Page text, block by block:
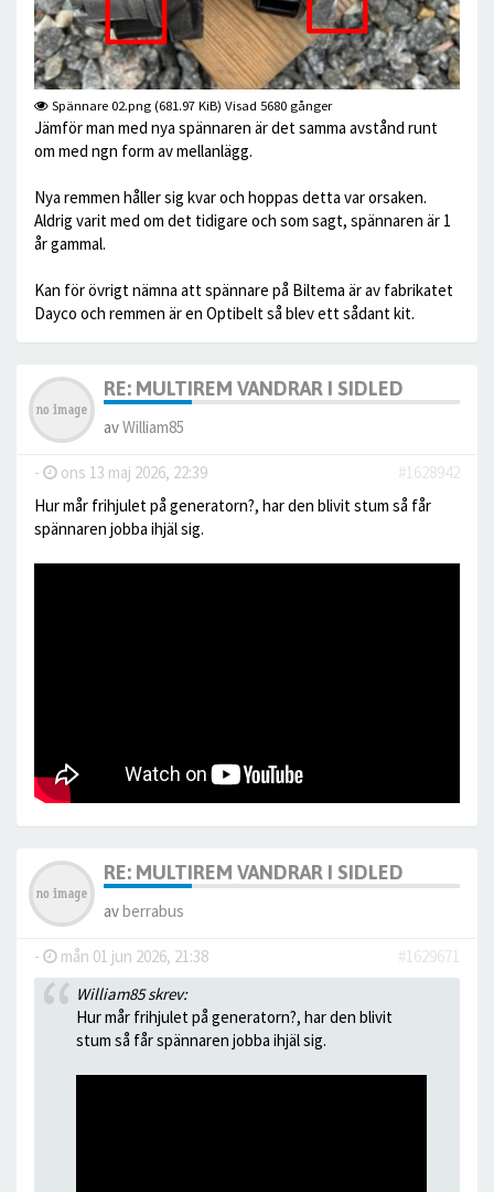
Spännare 02.png (681.97 KiB) Visad 5680 gånger
Jämför man med nya spännaren är det samma avstånd runt
om med ngn form av mellanlägg.
Nya remmen håller sig kvar och hoppas detta var orsaken.
Aldrig varit med om det tidigare och som sagt, spännaren är 1
år gammal.
Kan för övrigt nämna att spännare på Biltema är av fabrikatet
Dayco och remmen är en Optibelt så blev ett sådant kit.
RE: MULTIREM VANDRAR I SIDLED
avWilliam85
- ons 13 maj 2026, 22:39
#1628942
Hur mår frihjulet på generatorn?, har den blivit stum så får
spännaren jobba ihjäl sig.
RE: MULTIREM VANDRAR I SIDLED
avberrabus
- mån 01 jun 2026, 21:38
#1629671
William85 skrev:
Hur mår frihjulet på generatorn?, har den blivit
stum så får spännaren jobba ihjäl sig.